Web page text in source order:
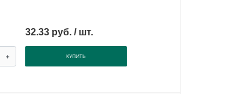
32.33 руб. / шт.
+ КУПИТЬ